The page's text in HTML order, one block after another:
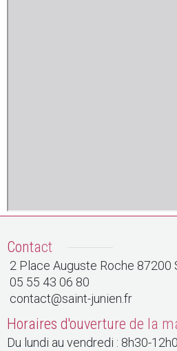
Contact
2 Place Auguste Roche 87200
05 55 43 06 80
contact@saint-junien.fr
Horaires d'ouverture de la
Du lundi au vendredi : 8h30-